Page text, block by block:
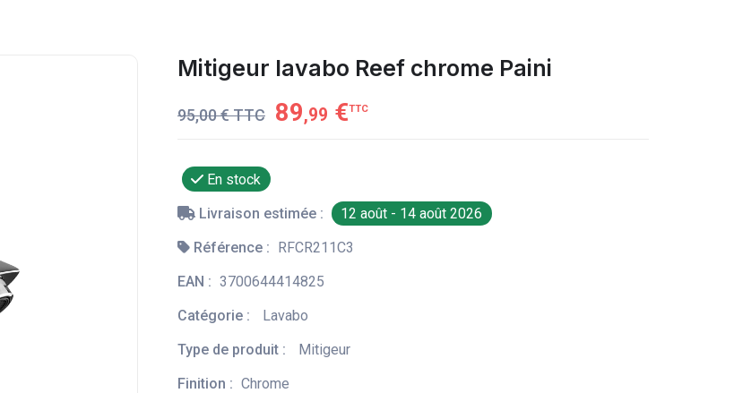
Mitigeur lavabo Reef chrome Paini
95,00 € TTC 89,99 €TTC
En stock
Livraison estimée :
12 août - 14 août 2026
Référence : RFCR211C3
EAN : 3700644414825
Catégorie :
Lavabo
Type de produit :
Mitigeur
Finition : Chrome